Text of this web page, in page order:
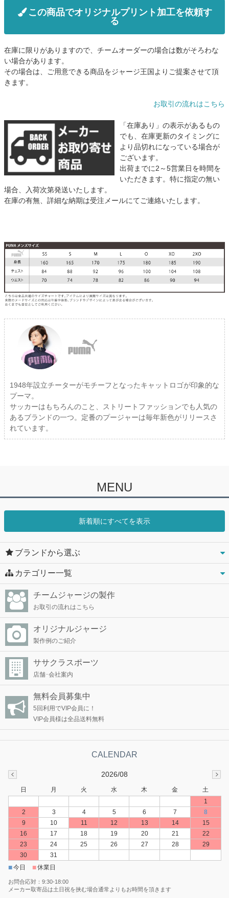
この商品でオリジナルプリント加工を依頼す
る
在庫に限りがありますので、チームオーダーの場合は数がそろわな
い場合があります。
その場合は、ご用意できる商品をジャージ王国よりご提案させて頂
きます。
お取引の流れはこちら
「在庫あり」の表示があるもの
でも、在庫更新のタイミングに
より品切れになっている場合が
ございます。
出荷までに2～5営業日を時間を
いただきます。特に指定の無い
場合、入荷次第発送いたします。
在庫の有無、詳細な納期は受注メールにてご連絡いたします。
1948年設立チーターがモチーフとなったキャットロゴが印象的な
プーマ。
サッカーはもちろんのこと、ストリートファッションでも人気の
あるブランドの一つ。定番のプージャーは毎年新色がリリースさ
れています。
MENU
新着順にすべてを表示
ブランドから選ぶ
カテゴリー一覧
チームジャージの製作
お取引の流れはこちら
オリジナルジャージ
製作例のご紹介
ササクラスポーツ
店舗･会社案内
無料会員募集中
5回利用でVIP会員に！
VIP会員様は全品送料無料
2026/08
日 月 火 水 木 金
土
1
2
3 4 5 6 7
8
9
10 11 12 13 14
15
16
17 18 19 20 21
22
23
24 25 26 27 28
29
30
31
■今日 ■休業日
お問合応対：9:30-18:00
メーカー取寄品は土日祝を挟む場合通常よりもお時間を頂きます